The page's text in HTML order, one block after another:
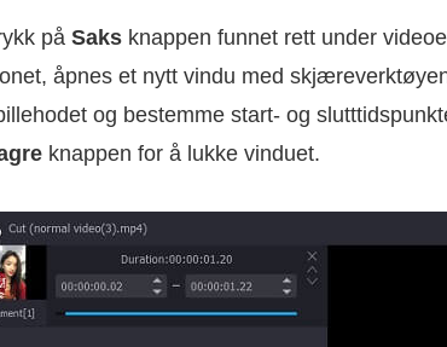
på Saks knappen funnet rett under
åpnes et nytt vindu med
og bestemme start- og
knappen for å lukke vinduet.